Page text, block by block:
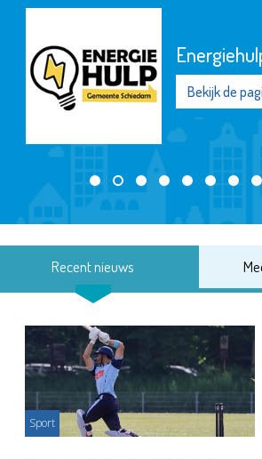
Bekijk de
Recent nieuws
Sport